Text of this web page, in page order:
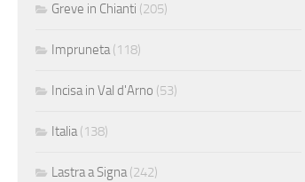
Greve in Chianti (205)
Impruneta(118)
Incisa in Val d'Arno (53)
Italia(138)
Lastra a Signa(242)